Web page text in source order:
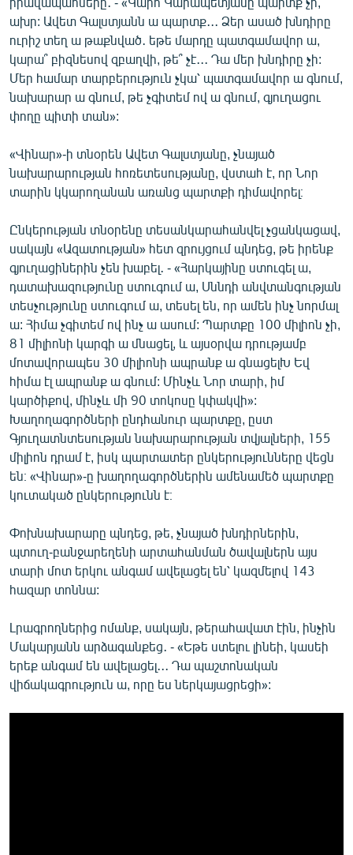
ախր: Ավետ Գալստյանն ա պարտք․․․ Ձեր ասած խնդիրը
ուրիշ տեղ ա թաքնված․ եթե մարդը պատգամավոր ա,
կարա՞ բիզնեսով զբաղվի, թե՞ չէ․․․ Դա մեր խնդիրը չի:
Մեր համար տարբերություն չկա՝ պատգամավոր ա գնում,
նախարար ա գնում, թե չգիտեմ ով ա գնում, գյուղացու
փողը պիտի տան»:
«Վինար»-ի տնօրեն Ավետ Գալստյանը, չնայած
նախարարության հոռետեսությանը, վստահ է, որ Նոր
տարին կկարողանան առանց պարտքի դիմավորել։
Ընկերության տնօրենը տեսանկարահանվել չցանկացավ,
սակայն «Ազատության» հետ զրույցում պնդեց, թե իրենք
գյուղացիներին չեն խաբել․ - «Հարկայինը ստուգել ա,
դատախազությունը ստուգում ա, Սննդի անվտանգության
տեսչությունը ստուգում ա, տեսել են, որ ամեն ինչ նորմալ
ա: Հիմա չգիտեմ ով ինչ ա ասում: Պարտքը 100 միլիոն չի,
81 միլիոնի կարգի ա մնացել, և այսօրվա դրությամբ
մոտավորապես 30 միլիոնի ապրանք ա գնացելԽ Եվ
հիմա էլ ապրանք ա գնում: Մինչև Նոր տարի, իմ
կարծիքով, մինչև մի 90 տոկոսը կփակվի»:
Խաղողագործների ընդհանուր պարտքը, ըստ
Գյուղատնտեսության նախարարության տվյալների, 155
միլիոն դրամ է, իսկ պարտատեր ընկերությունները վեցն
են։ «Վինար»-ը խաղողագործներին ամենամեծ պարտքը
կուտակած ընկերությունն է։
Փոխնախարարը պնդեց, թե, չնայած խնդիրներին,
պտուղ-բանջարեղենի արտահանման ծավալներն այս
տարի մոտ երկու անգամ ավելացել են՝ կազմելով 143
հազար տոննա:
Լրագրողներից ոմանք, սակայն, թերահավատ էին, ինչին
Մակարյանն արձագանքեց․ - «Եթե ստելու լինեի, կասեի
երեք անգամ են ավելացել․․․ Դա պաշտոնական
վիճակագրություն ա, որը ես ներկայացրեցի»: